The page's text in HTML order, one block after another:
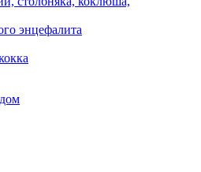
энцефалита